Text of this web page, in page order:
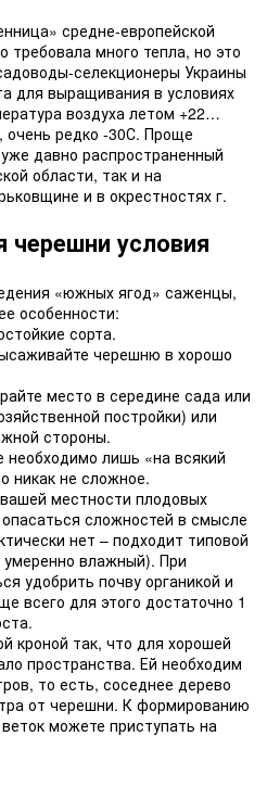
средне-европейской
требовала много тепла, но это
селекционеры Украины
для выращивания в условиях
воздуха летом +22…
очень редко -30С. Проще
давно распространенный
области, так и на
и в окрестностях г.
условия
«южных ягод» саженцы,
особенности:
сорта.
черешню в хорошо
место в середине сада или
постройки) или
стороны.
необходимо лишь «на всякий
никак не сложное.
местности плодовых
сложностей в смысле
нет – подходит типовой
влажный). При
удобрить почву органикой и
всего для этого достаточно 1
кроной так, что для хорошей
пространства. Ей необходим
то есть, соседнее дерево
от черешни. К формированию
можете приступать на